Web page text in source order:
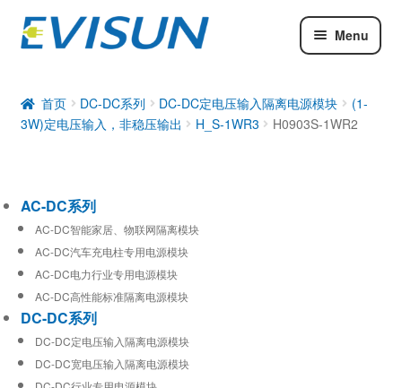
Menu
DC-DC系列
工业通信模块
首页 DC-DC系列 DC-DC定电压输入隔离电源模块
(1-
3W)定电压输入，非稳压输出
H_S-1WR3 H0903S-1WR2
AC-DC系列
AC-DC智能家居、物联网隔离模块
AC-DC汽车充电柱专用电源模块
AC-DC电力行业专用电源模块
AC-DC高性能标准隔离电源模块
DC-DC系列
DC-DC定电压输入隔离电源模块
DC-DC宽电压输入隔离电源模块